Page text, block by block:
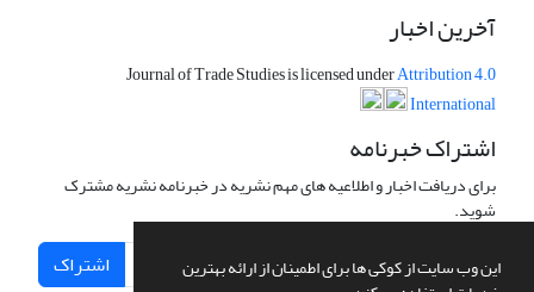
این وب سایت از کوکی ها برای اطمینان از ارائه بهترین
آخرین اخبار
Journal of Trade Studies is licensed underAttribution 4.0
International
اشتراک خبرنامه
برای دریافت اخبار و اطلاعیه های مهم نشریه در خبرنامه نشریه مشترک
شوید.
اشتراک